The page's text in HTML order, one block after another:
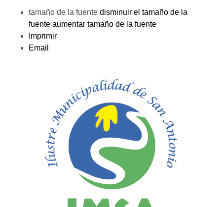
tamaño de la fuente disminuir el tamaño de la
fuente aumentar tamaño de la fuente
Imprimir
Email